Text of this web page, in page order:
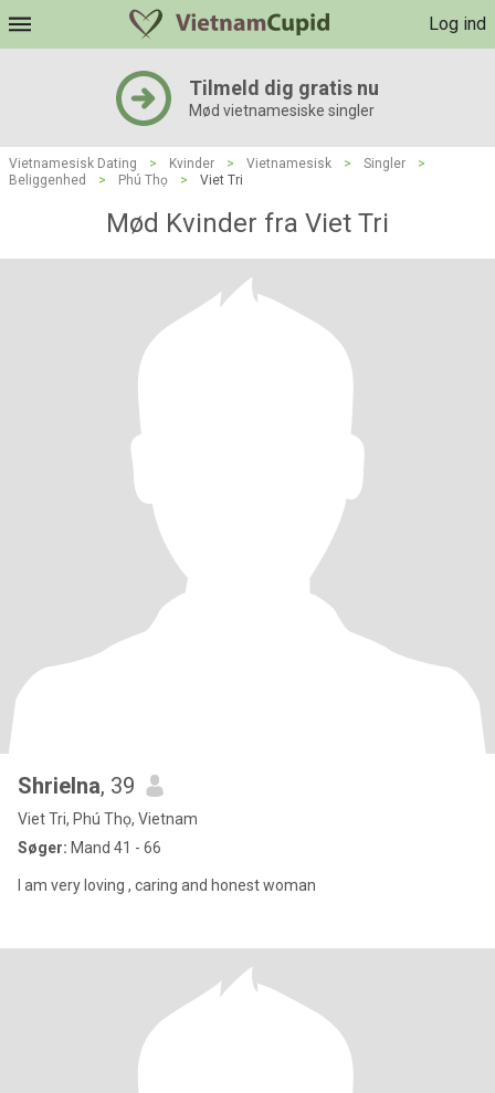
Log ind
Tilmeld dig gratis nu
Mød vietnamesiske singler
Vietnamesisk Dating > Kvinder > Vietnamesisk > Singler
>
Beliggenhed
> Phú Thọ > Viet Tri
Mød Kvinder fra Viet Tri
Shrielna, 39
Viet Tri, Phú Thọ, Vietnam
Søger: Mand 41 - 66
I am very loving , caring and honest woman